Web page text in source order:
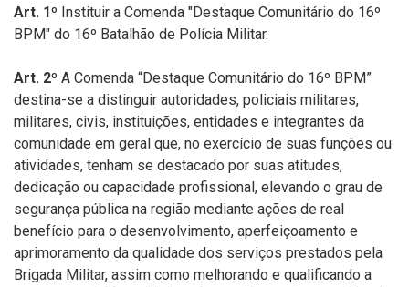
Art. 1º Instituir a Comenda "Destaque Comunitário do 16º
BPM" do 16º Batalhão de Polícia Militar.
Art. 2º A Comenda “Destaque Comunitário do 16º BPM”
destina-se a distinguir autoridades, policiais militares,
militares, civis, instituições, entidades e integrantes da
comunidade em geral que, no exercício de suas funções ou
atividades, tenham se destacado por suas atitudes,
dedicação ou capacidade profissional, elevando o grau de
segurança pública na região mediante ações de real
benefício para o desenvolvimento, aperfeiçoamento e
aprimoramento da qualidade dos serviços prestados pela
Brigada Militar, assim como melhorando e qualificando a